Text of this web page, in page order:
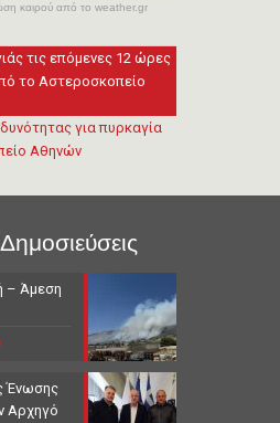
καιρού από το weather.gr
τις επόμενες 12 ώρες
το Αστεροσκοπείο
– Άμεση
Ένωσης
Αρχηγό